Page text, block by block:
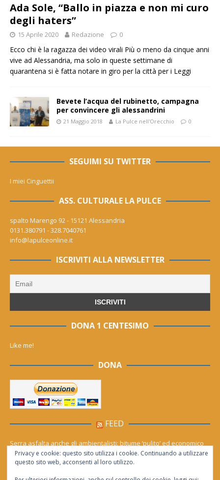
Ada Sole, “Ballo in piazza e non mi curo
degli haters”
15 Aprile 2020 Redazione 0
Ecco chi è la ragazza dei video virali Più o meno da cinque anni
vive ad Alessandria, ma solo in queste settimane di
quarantena si è fatta notare in giro per la città per i Leggi
Bevete l’acqua del rubinetto, campagna
per convincere gli alessandrini
21 Maggio 2018 La Pulce nell'Orecchio 0
SEGUIMI SU TWITTER
I miei Cinguettii
ASS. CULTURALE LA PULCE
spalto Marengo 92 - 15121 Alessandria
0131.380791 - 328.7040761
info@lapulceonline.it
ISCRIVITI ALLA NEWSLETTER
DONA 1 CENTESIMO
Like me!
DONA
FEED
Serra asfalta anche gli ambientalisti: bitume ‘pulito’ ed economico
Le migliori agenzie Meta Ads in Italia nel 2026
Privacy e cookie: questo sito utilizza i cookie. Continuando a utilizzare
questo sito web, acconsenti al loro utilizzo.